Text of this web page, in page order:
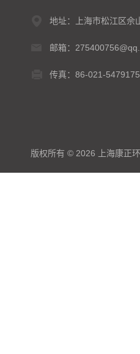
地址：上海市松江区佘
邮箱：
传真：86-021-
版权所有 © 2026 上海康正